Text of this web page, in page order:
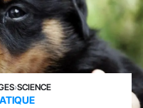
›SCIENCE